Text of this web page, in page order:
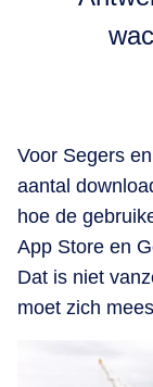
Voor Segers
aantal
hoe de
App Store en
Dat is niet
moet zich